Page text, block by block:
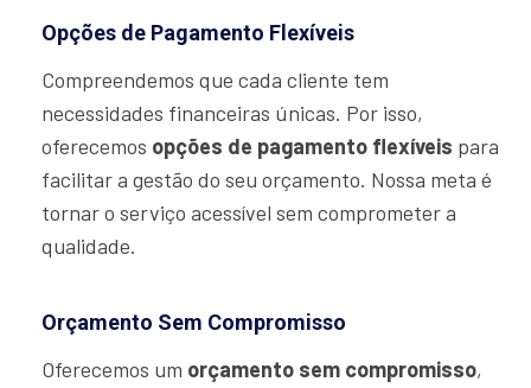
Opções de Pagamento Flexíveis
Compreendemos que cada cliente tem
necessidades financeiras únicas. Por isso,
oferecemos opções de pagamento flexíveis para
facilitar a gestão do seu orçamento. Nossa meta é
tornar o serviço acessível sem comprometer a
qualidade.
Orçamento Sem Compromisso
Oferecemos um orçamento sem compromisso,